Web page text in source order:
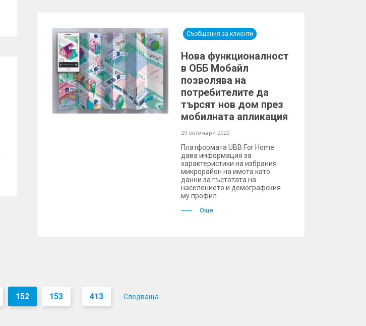
Съобщения за клиенти
Нова функционалност
в ОББ Мобайл
позволява на
потребителите да
търсят нов дом през
мобилната апликация
29 октомври 2020
Платформата UBB For Home
дава информация за
характеристики на избрания
микрорайон на имота като
данни за гъстотата на
населението и демографския
му профил
Още
152 153 ... 413 Следваща